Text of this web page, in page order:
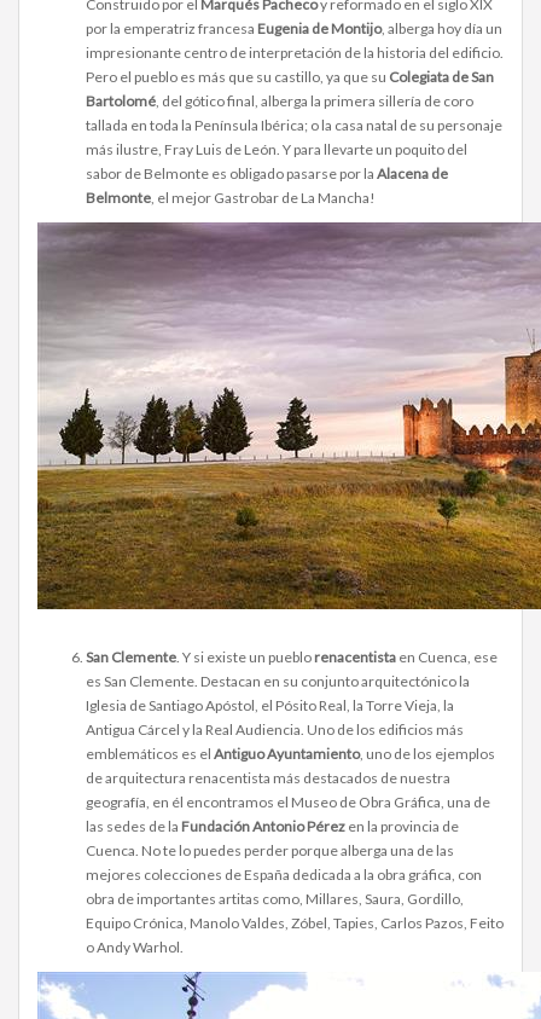
Construido por el Marqués Pachecoy reformado en el siglo XIX
por la emperatriz francesa Eugenia de Montijo, alberga hoy día un
impresionante centro de interpretación de la historia del edificio.
Pero el pueblo es más que su castillo, ya que su Colegiata de San
Bartolomé , del gótico final, alberga la primera sillería de coro
tallada en toda la Península Ibérica; o la casa natal de su personaje
más ilustre, Fray Luis de León. Y para llevarte un poquito del
sabor de Belmonte es obligado pasarse por la Alacena de
Belmonte , el mejor Gastrobar de La Mancha!
San Clemente . Y si existe un pueblo renacentista en Cuenca, ese
es San Clemente. Destacan en su conjunto arquitectónico la
Iglesia de Santiago Apóstol, el Pósito Real, la Torre Vieja, la
Antigua Cárcel y la Real Audiencia. Uno de los edificios más
emblemáticos es el Antiguo Ayuntamiento, uno de los ejemplos
de arquitectura renacentista más destacados de nuestra
geografía, en él encontramos el Museo de Obra Gráfica, una de
las sedes de la Fundación Antonio Pérez en la provincia de
Cuenca. No te lo puedes perder porque alberga una de las
mejores colecciones de España dedicada a la obra gráfica, con
obra de importantes artitas como, Millares, Saura, Gordillo,
Equipo Crónica, Manolo Valdes, Zóbel, Tapies, Carlos Pazos, Feito
o Andy Warhol.